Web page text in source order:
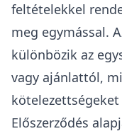
feltételekkel
meg egymással.
különbözik az
vagy ajánlattól,
Előszerződés